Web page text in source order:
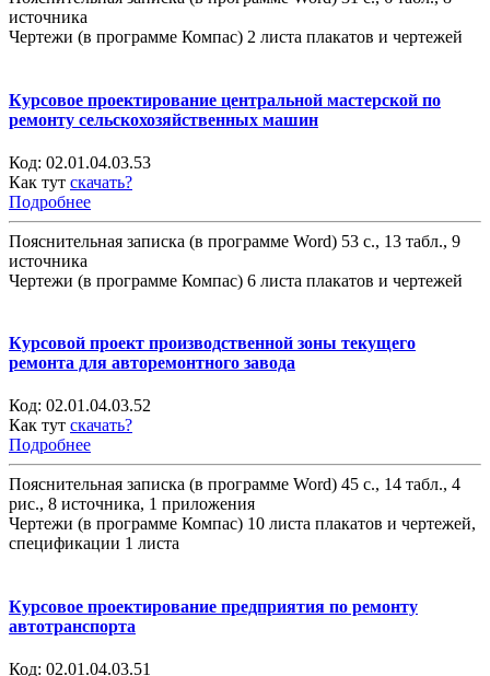
источника
Чертежи (в программе Компас) 2 листа плакатов и чертежей
Курсовое проектирование центральной мастерской по
ремонту сельскохозяйственных машин
Код: 02.01.04.03.53
Как тут скачать?
Подробнее
Пояснительная записка (в программе Word) 53 с., 13 табл., 9
источника
Чертежи (в программе Компас) 6 листа плакатов и чертежей
Курсовой проект производственной зоны текущего
ремонта для авторемонтного завода
Код: 02.01.04.03.52
Как тут скачать?
Подробнее
Пояснительная записка (в программе Word) 45 с., 14 табл., 4
рис., 8 источника, 1 приложения
Чертежи (в программе Компас) 10 листа плакатов и чертежей,
спецификации 1 листа
Курсовое проектирование предприятия по ремонту
автотранспорта
Код: 02.01.04.03.51